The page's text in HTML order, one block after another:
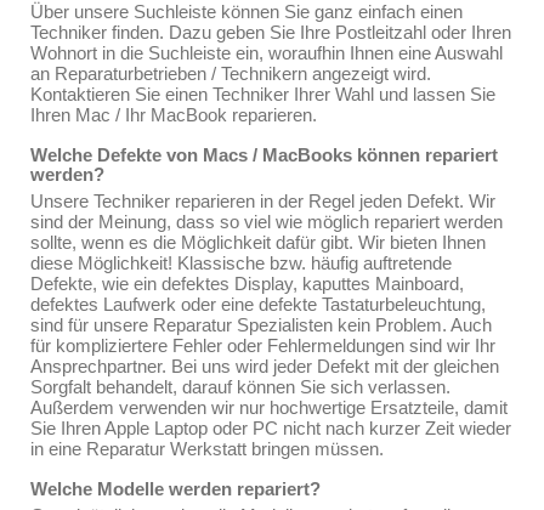
Über unsere Suchleiste können Sie ganz einfach einen
Techniker finden. Dazu geben Sie Ihre Postleitzahl oder Ihren
Wohnort in die Suchleiste ein, woraufhin Ihnen eine Auswahl
an Reparaturbetrieben / Technikern angezeigt wird.
Kontaktieren Sie einen Techniker Ihrer Wahl und lassen Sie
Ihren Mac / Ihr MacBook reparieren.
Welche Defekte von Macs / MacBooks können repariert
werden?
Unsere Techniker reparieren in der Regel jeden Defekt. Wir
sind der Meinung, dass so viel wie möglich repariert werden
sollte, wenn es die Möglichkeit dafür gibt. Wir bieten Ihnen
diese Möglichkeit! Klassische bzw. häufig auftretende
Defekte, wie ein defektes Display, kaputtes Mainboard,
defektes Laufwerk oder eine defekte Tastaturbeleuchtung,
sind für unsere Reparatur Spezialisten kein Problem. Auch
für kompliziertere Fehler oder Fehlermeldungen sind wir Ihr
Ansprechpartner. Bei uns wird jeder Defekt mit der gleichen
Sorgfalt behandelt, darauf können Sie sich verlassen.
Außerdem verwenden wir nur hochwertige Ersatzteile, damit
Sie Ihren Apple Laptop oder PC nicht nach kurzer Zeit wieder
in eine Reparatur Werkstatt bringen müssen.
Welche Modelle werden repariert?